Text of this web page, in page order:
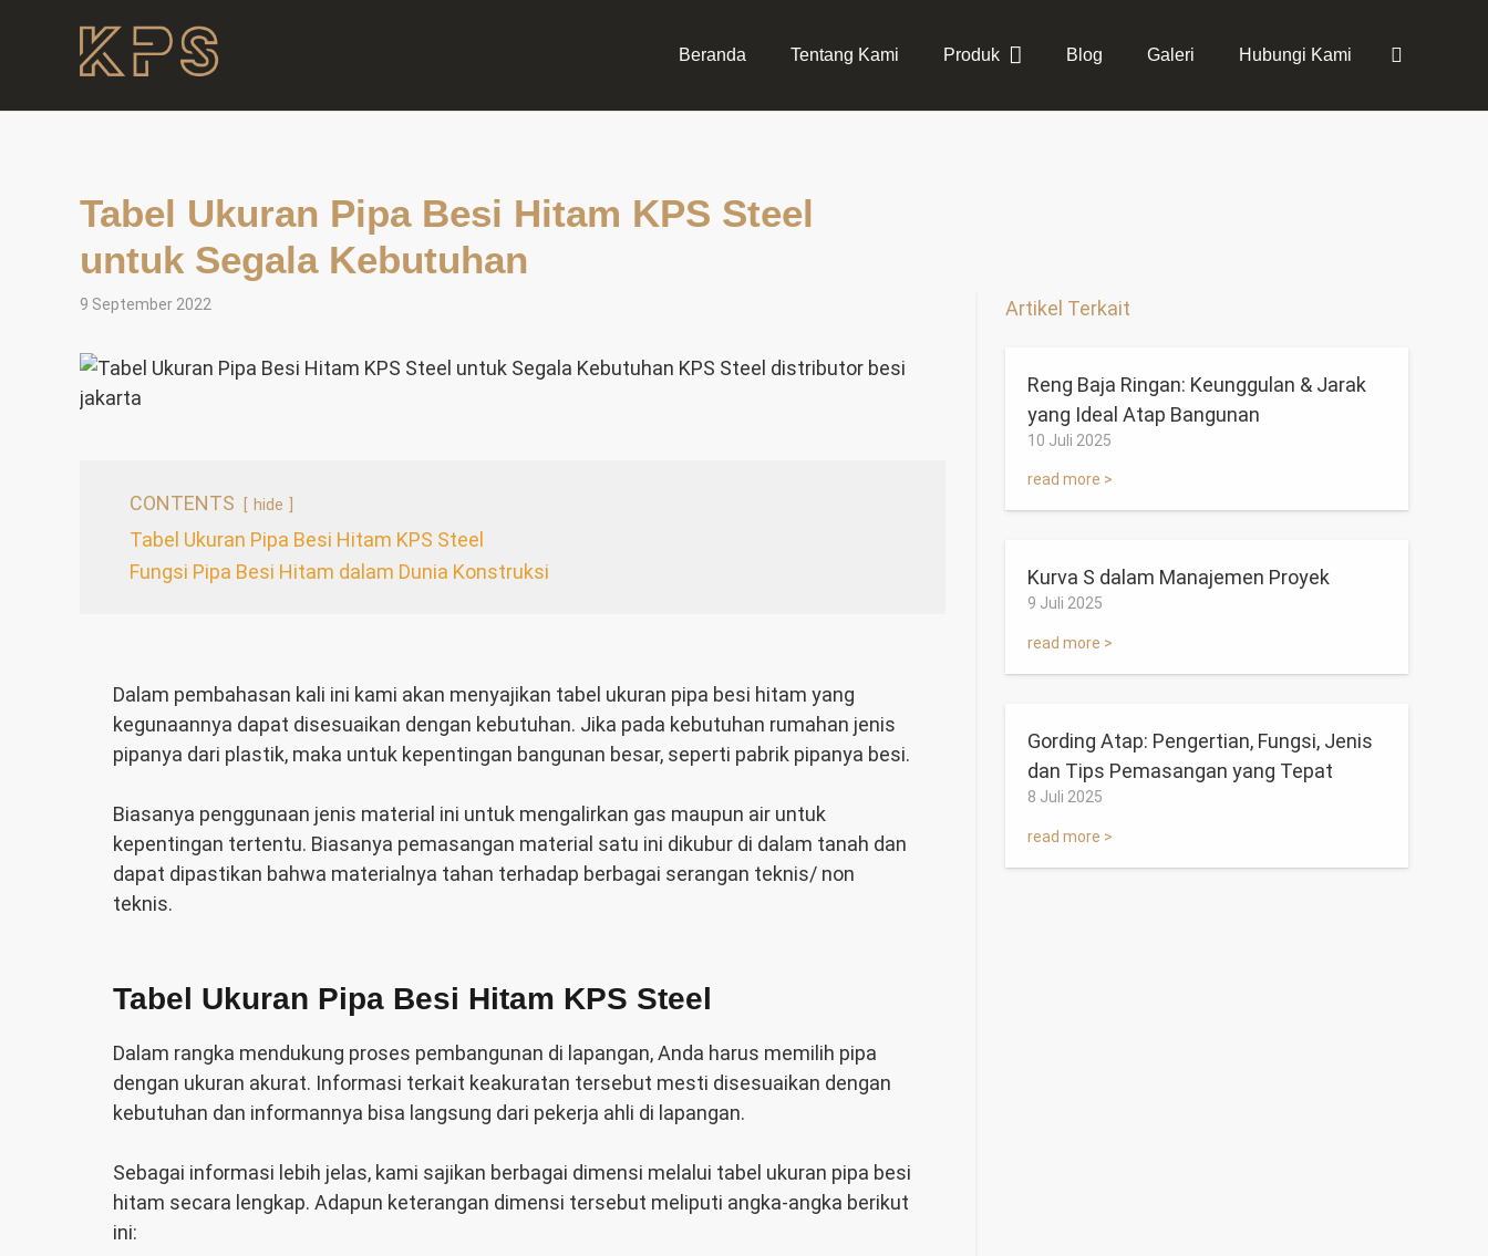
Beranda Tentang Kami Produk Blog Galeri Hubungi Kami
Tabel Ukuran Pipa Besi Hitam KPS Steel
untuk Segala Kebutuhan
9 September 2022
CONTENTS hide
Tabel Ukuran Pipa Besi Hitam KPS Steel
Fungsi Pipa Besi Hitam dalam Dunia Konstruksi
Dalam pembahasan kali ini kami akan menyajikan tabel ukuran pipa besi hitam yang
kegunaannya dapat disesuaikan dengan kebutuhan. Jika pada kebutuhan rumahan jenis
pipanya dari plastik, maka untuk kepentingan bangunan besar, seperti pabrik pipanya besi.
Biasanya penggunaan jenis material ini untuk mengalirkan gas maupun air untuk
kepentingan tertentu. Biasanya pemasangan material satu ini dikubur di dalam tanah dan
dapat dipastikan bahwa materialnya tahan terhadap berbagai serangan teknis/ non
teknis.
Tabel Ukuran Pipa Besi Hitam KPS Steel
Dalam rangka mendukung proses pembangunan di lapangan, Anda harus memilih pipa
dengan ukuran akurat. Informasi terkait keakuratan tersebut mesti disesuaikan dengan
kebutuhan dan informannya bisa langsung dari pekerja ahli di lapangan.
Sebagai informasi lebih jelas, kami sajikan berbagai dimensi melalui tabel ukuran pipa besi
hitam secara lengkap. Adapun keterangan dimensi tersebut meliputi angka-angka berikut
ini:
Artikel Terkait
Reng Baja Ringan: Keunggulan & Jarak
yang Ideal Atap Bangunan
10 Juli 2025
read more >
Kurva S dalam Manajemen Proyek
9 Juli 2025
read more >
Gording Atap: Pengertian, Fungsi, Jenis
dan Tips Pemasangan yang Tepat
8 Juli 2025
read more >